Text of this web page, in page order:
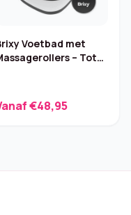
Voetbad met
– Tot
€48,95